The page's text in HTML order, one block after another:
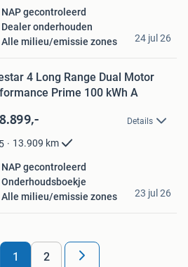
NAP gecontroleerd
Dealer onderhouden
Alle milieu/emissie zones
24 jul 26
4 Long Range Dual Motor
Prime 100 kWh A
Details
13.909 km
NAP gecontroleerd
Onderhoudsboekje
Alle milieu/emissie zones
23 jul 26
1 2